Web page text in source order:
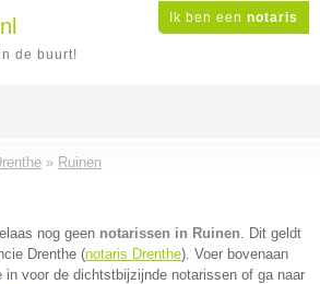
Ik ben een notaris
de buurt!
» Ruinen
nog geen notarissen in Ruinen. Dit geldt
Drenthe (notaris Drenthe). Voer bovenaan
in voor de dichtstbijzijnde notarissen of ga naar